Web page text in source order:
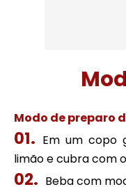
Modo de preparo
Em um copo
limão e cubra com
Beba com